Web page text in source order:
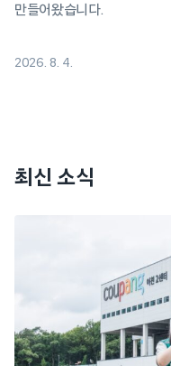
만들어왔습니다.
2026. 8. 4.
최신 소식